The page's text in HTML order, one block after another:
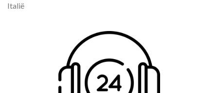
Italië